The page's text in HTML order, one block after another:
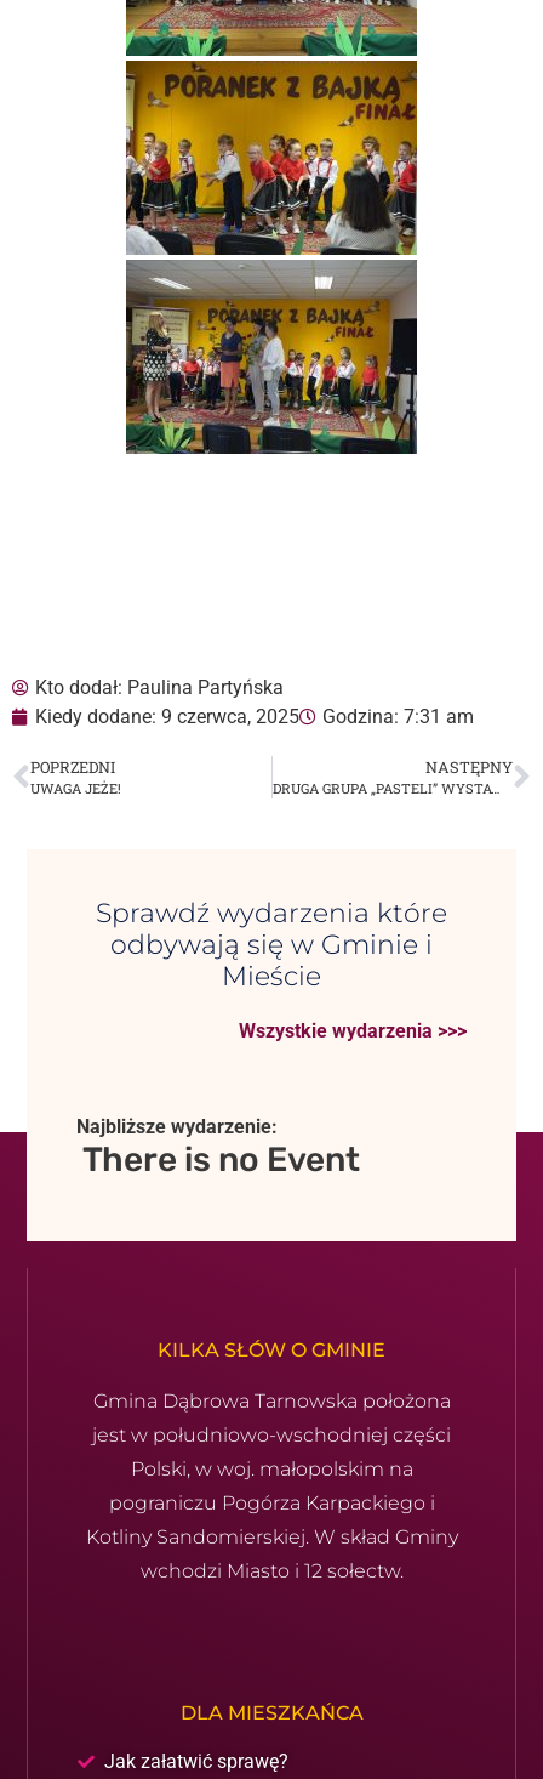
Kto dodał: Paulina Partyńska
Kiedy dodane: 9 czerwca, 2025 Godzina: 7:31 am
POPRZEDNI
UWAGA JEŻE!
NASTĘPNY
DRUGA GRUPA „PASTELI” WYSTAWIA
Sprawdź wydarzenia które
odbywają się w Gminie i
Mieście
Wszystkie wydarzenia >>>
Najbliższe wydarzenie:
There is no Event
KILKA SŁÓW O GMINIE
Gmina Dąbrowa Tarnowska położona
jest w południowo-wschod­niej części
Polski, w woj. małopolskim na
pograniczu Pogórza Karpackiego i
Kotliny Sandomierskiej. W skład Gminy
wchodzi Miasto i 12 sołectw.
DLA MIESZKAŃCA
Jak załatwić sprawę?